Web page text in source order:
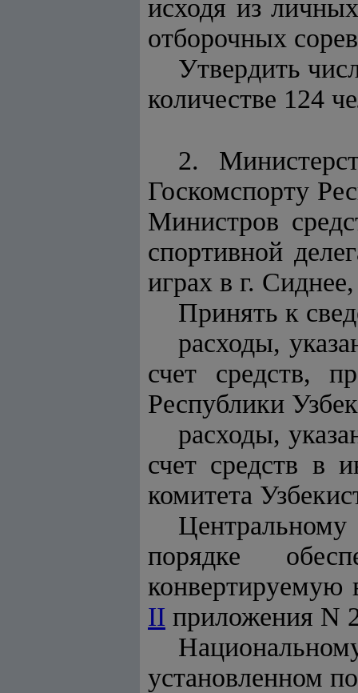
исходя из
отборочных
Утвердить
количестве 124
2.
Госкомспорту
Министров
спортивной
играх в г.
Принять к
расходы,
счет средств,
Республики
расходы,
счет средств в
комитета
порядке
конвертируемую
II приложения N
установленном